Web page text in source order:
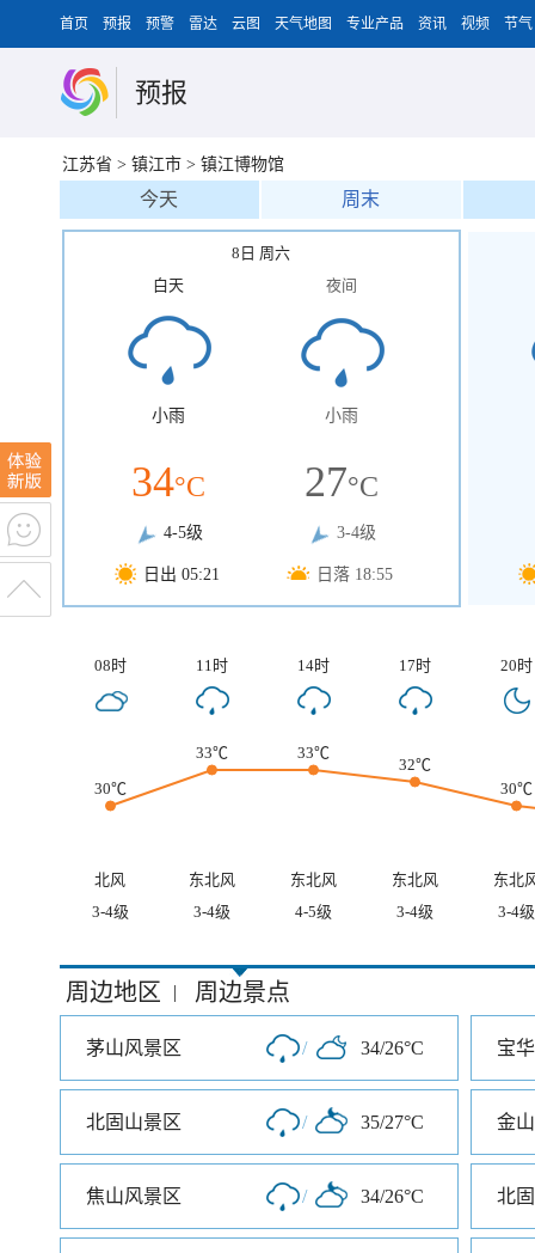
首页 预报 预警 雷达 云图 天气地图 专业产品 资讯 视频 节气
预报
江苏省 > 镇江市 > 镇江博物馆
今天 周末
8日 周六
白天
小雨
34°C
4-5级
日出 05:21
夜间
小雨
27°C
3-4级
日落 18:55
08时 11时 14时 17时 20时
30℃
33℃ 33℃
32℃
30℃
北风 东北风 东北风 东北风
东北
3-4级
3-4级 4-5级 3-4级 3-4级
周边地区 | 周边景点
茅山风景区 / 34/26°C 宝
北固山景区 / 35/27°C 金
焦山风景区 / 34/26°C 北